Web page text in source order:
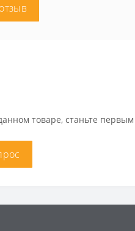
товаре, станьте